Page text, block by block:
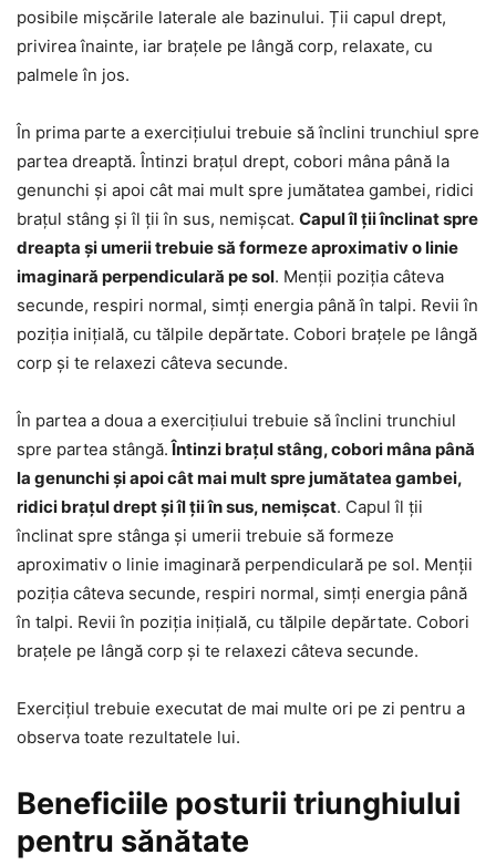
posibile mișcările laterale ale bazinului. Ții capul drept,
privirea înainte, iar brațele pe lângă corp, relaxate, cu
palmele în jos.
În prima parte a exercițiului trebuie să înclini trunchiul spre
partea dreaptă. Întinzi brațul drept, cobori mâna până la
genunchi și apoi cât mai mult spre jumătatea gambei, ridici
brațul stâng și îl ții în sus, nemișcat. Capul îl ții înclinat spre
dreapta și umerii trebuie să formeze aproximativ o linie
imaginară perpendiculară pe sol. Menții poziția câteva
secunde, respiri normal, simți energia până în talpi. Revii în
poziția inițială, cu tălpile depărtate. Cobori brațele pe lângă
corp și te relaxezi câteva secunde.
În partea a doua a exercițiului trebuie să înclini trunchiul
spre partea stângă.Întinzi brațul stâng, cobori mâna până
la genunchi și apoi cât mai mult spre jumătatea gambei,
ridici brațul drept și îl ții în sus, nemișcat. Capul îl ții
înclinat spre stânga și umerii trebuie să formeze
aproximativ o linie imaginară perpendiculară pe sol. Menții
poziția câteva secunde, respiri normal, simți energia până
în talpi. Revii în poziția inițială, cu tălpile depărtate. Cobori
brațele pe lângă corp și te relaxezi câteva secunde.
Exercițiul trebuie executat de mai multe ori pe zi pentru a
observa toate rezultatele lui.
Beneficiile posturii triunghiului
pentru sănătate